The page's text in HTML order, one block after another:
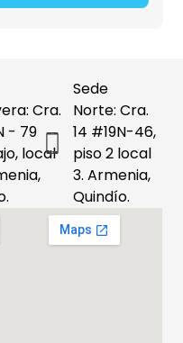
Cra.
- 79
local
Sede
Norte: Cra.
14 #19N-46,
piso 2 local
3. Armenia,
Quindío.